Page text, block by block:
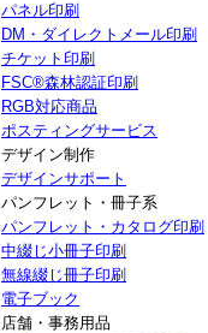
パネル印刷
DM・ダイレクトメール印刷
チケット印刷
FSC®森林認証印刷
RGB対応商品
ポスティングサービス
デザイン制作
デザインサポート
パンフレット・冊子系
パンフレット・カタログ印刷
中綴じ小冊子印刷
無線綴じ冊子印刷
電子ブック
店舗・事務用品